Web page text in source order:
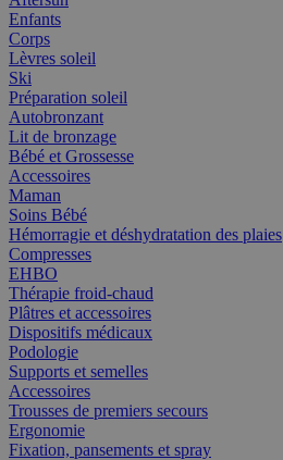
Enfants
Corps
Lèvres soleil
Ski
Préparation soleil
Autobronzant
Lit de bronzage
Bébé et Grossesse
Accessoires
Maman
Soins Bébé
Hémorragie et déshydratation des plaies
Compresses
EHBO
Thérapie froid-chaud
Plâtres et accessoires
Dispositifs médicaux
Podologie
Supports et semelles
Accessoires
Trousses de premiers secours
Ergonomie
Fixation, pansements et spray